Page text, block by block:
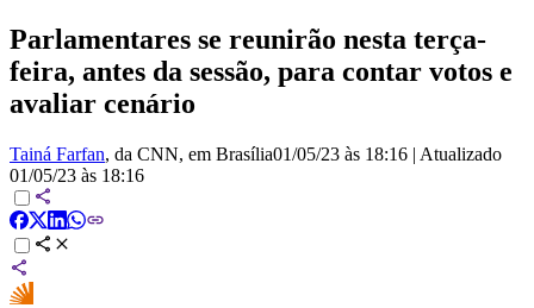
Parlamentares se reunirão nesta terça-
feira, antes da sessão, para contar votos e
avaliar cenário
Tainá Farfan, da CNN, em Brasília01/05/23 às 18:16 | Atualizado
01/05/23 às 18:16